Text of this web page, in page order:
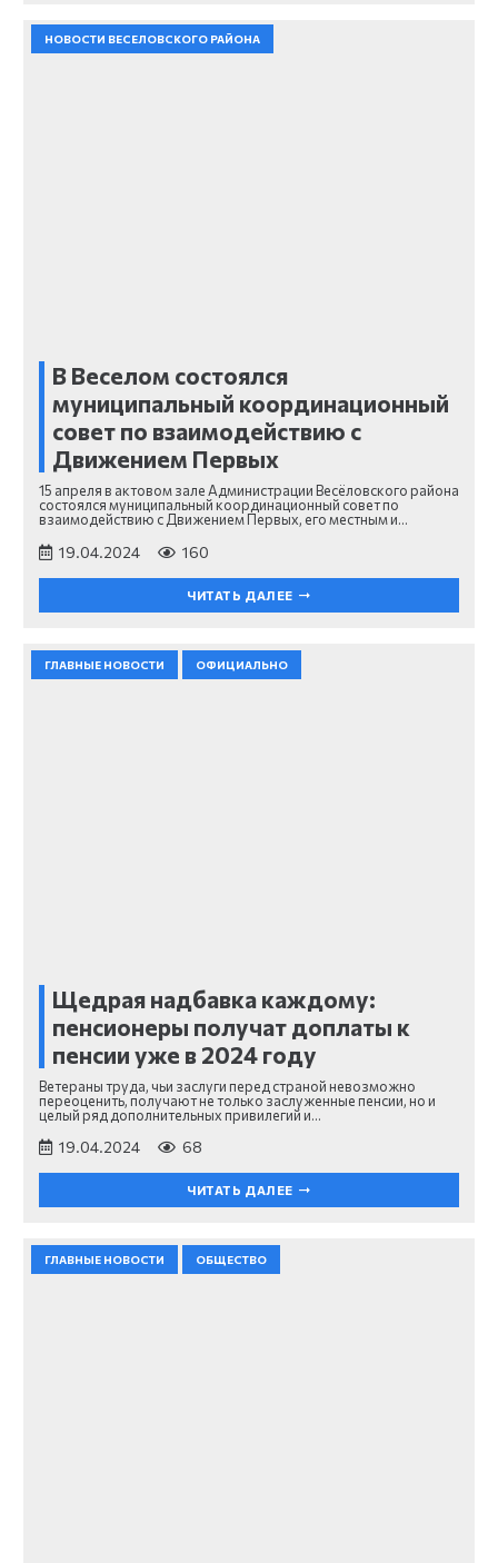
НОВОСТИ ВЕСЕЛОВСКОГО РАЙОНА
В Веселом состоялся
муниципальный координационный
совет по взаимодействию с
Движением Первых
15 апреля в актовом зале Администрации Весёловского района
состоялся муниципальный координационный совет по
взаимодействию с Движением Первых, его местным и…
19.04.2024 160
ЧИТАТЬ ДАЛЕЕ
ГЛАВНЫЕ НОВОСТИ ОФИЦИАЛЬНО
Щедрая надбавка каждому:
пенсионеры получат доплаты к
пенсии уже в 2024 году
Ветераны труда, чьи заслуги перед страной невозможно
переоценить, получают не только заслуженные пенсии, но и
целый ряд дополнительных привилегий и…
19.04.2024 68
ЧИТАТЬ ДАЛЕЕ
ГЛАВНЫЕ НОВОСТИ ОБЩЕСТВО